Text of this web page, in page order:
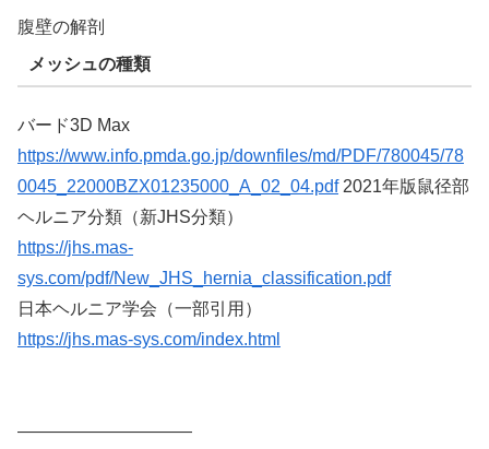
腹壁の解剖
メッシュの種類
バード3D Max
https://www.info.pmda.go.jp/downfiles/md/PDF/780045/78
0045_22000BZX01235000_A_02_04.pdf2021年版鼠径部
ヘルニア分類（新JHS分類）
https://jhs.mas-
sys.com/pdf/New_JHS_hernia_classification.pdf
日本ヘルニア学会（一部引用）
https://jhs.mas-sys.com/index.html
——————————